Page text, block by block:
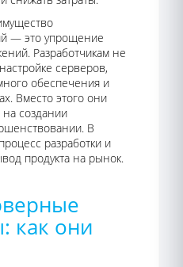
— это упрощение
Разработчикам не
серверов,
обеспечения и
Вместо этого они
на создании
В
разработки и
продукта на рынок.
как они